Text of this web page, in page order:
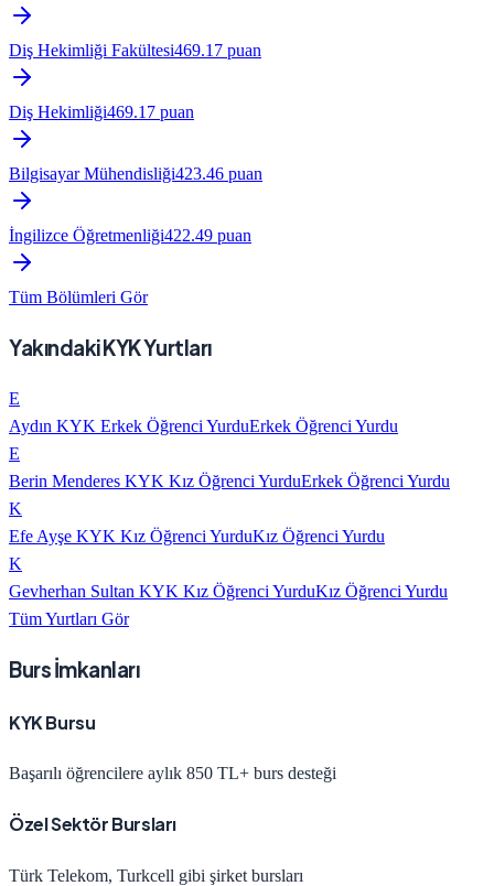
Diş Hekimliği Fakültesi469.17 puan
Diş Hekimliği469.17 puan
Bilgisayar Mühendisliği423.46 puan
İngilizce Öğretmenliği422.49 puan
Tüm Bölümleri Gör
Yakındaki KYK Yurtları
E
Aydın KYK Erkek Öğrenci YurduErkek Öğrenci Yurdu
E
Berin Menderes KYK Kız Öğrenci YurduErkek Öğrenci Yurdu
K
Efe Ayşe KYK Kız Öğrenci YurduKız Öğrenci Yurdu
K
Gevherhan Sultan KYK Kız Öğrenci YurduKız Öğrenci Yurdu
Tüm Yurtları Gör
Burs İmkanları
KYK Bursu
Başarılı öğrencilere aylık 850 TL+ burs desteği
Özel Sektör Bursları
Türk Telekom, Turkcell gibi şirket bursları